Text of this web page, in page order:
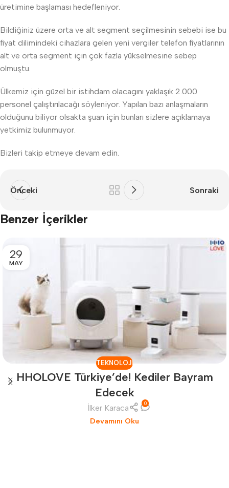
üretimine başlaması hedefleniyor.
Bildiğiniz üzere orta ve alt segment seçilmesinin sebebi ise bu
fiyat dilimindeki cihazlara gelen yeni vergiler telefon fiyatlarının
alt ve orta segment için çok fazla yükselmesine sebep
olmuştu.
Ülkemiz için güzel bir istihdam olacagını yaklaşık 2.000
personel çalıştırılacağı söyleniyor. Yapılan bazı anlaşmaların
olduğunu biliyor olsakta şuan için bunları sizlere açıklamaya
yetkimiz bulunmuyor.
Bizleri takip etmeye devam edin.
Önceki Sonraki
Benzer İçerikler
29
MAY
TEKNOLOJI
HHOLOVE Türkiye’de! Kediler Bayram
Edecek
İlker Karaca 0
Devamını Oku